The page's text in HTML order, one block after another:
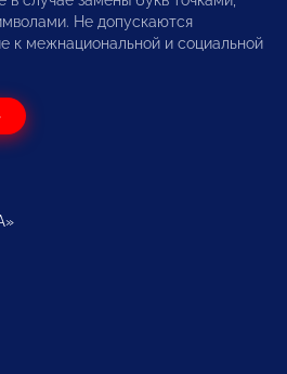
Не допускаются
к межнациональной и социальной